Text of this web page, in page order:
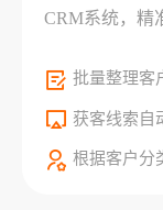
CRM系统，精
批量整理客
获客线索自
根据客户分